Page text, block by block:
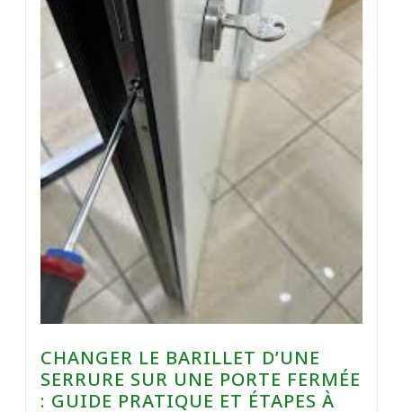
CHANGER LE BARILLET D’UNE
SERRURE SUR UNE PORTE FERMÉE
: GUIDE PRATIQUE ET ÉTAPES À